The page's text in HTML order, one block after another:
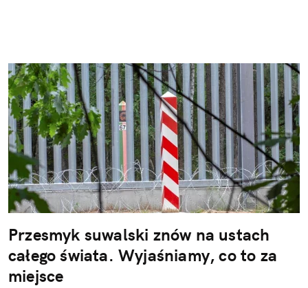
Przesmyk suwalski znów na ustach
całego świata. Wyjaśniamy, co to za
miejsce